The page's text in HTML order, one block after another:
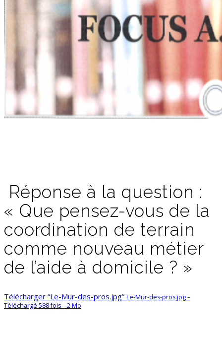
Réponse à la question :
« Que pensez-vous de la
coordination de terrain
comme nouveau métier
de l’aide à domicile ? »
Télécharger “Le-Mur-des-pros.jpg” Le-Mur-des-pros.jpg –
Téléchargé 588 fois – 2 Mo